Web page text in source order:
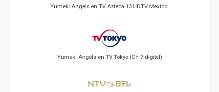
Yumeki Angels en TV Azteca 13 HDTV Mexico.
Yumeki Angels en TV Tokyo (Ch 7 digital)